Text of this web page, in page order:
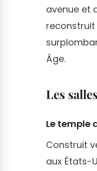
avenue et
Âge.
Les
Le temple
Construit
aux États-